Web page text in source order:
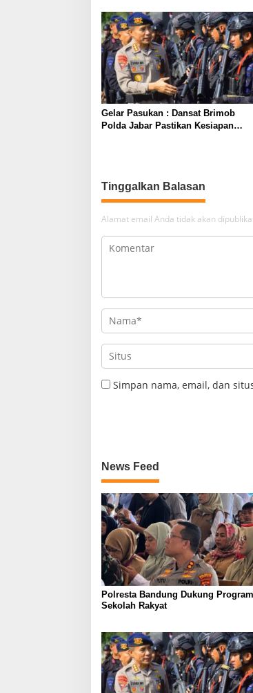
Gelar Pasukan : Dansat Brimob
Polda Jabar Pastikan Kesiapan
Tinggalkan Balasan
Alamat email Anda tidak akan
Simpan nama, email, dan
News Feed
Polresta Bandung Dukung Program
Sekolah Rakyat